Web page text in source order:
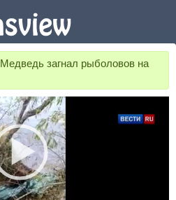
Медведь загнал рыболовов на